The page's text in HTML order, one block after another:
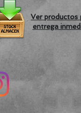
Ver productos
entrega